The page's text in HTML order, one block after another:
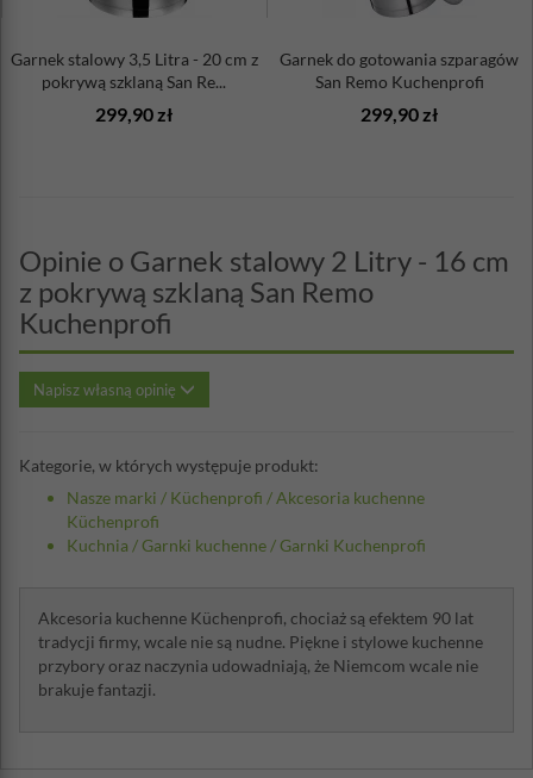
Garnek stalowy 3,5 Litra - 20 cm z
pokrywą szklaną San Re...
299,90 zł
Garnek do gotowania szparagów
San Remo Kuchenprofi
299,90 zł
Opinie o Garnek stalowy 2 Litry - 16 cm
z pokrywą szklaną San Remo
Kuchenprofi
Napisz własną opinię
Kategorie, w których występuje produkt:
Nasze marki / Küchenprofi /Akcesoria kuchenne
Küchenprofi
Kuchnia /Garnki kuchenne /Garnki Kuchenprofi
Akcesoria kuchenne Küchenprofi, chociaż są efektem 90 lat
tradycji firmy, wcale nie są nudne. Piękne i stylowe kuchenne
przybory oraz naczynia udowadniają, że Niemcom wcale nie
brakuje fantazji.